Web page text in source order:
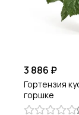
3 886 ₽
Гортензия
горшке